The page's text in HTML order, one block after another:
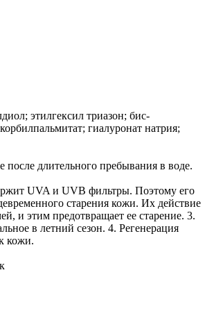
этилгексил триазон; бис-
гиалуронат натрия;
длительного пребывания в воде.
UVA и UVB фильтры. Поэтому его
старения кожи. Их действие
и этим предотвращает ее старение. 3.
в летний сезон. 4. Регенерация
кожи.